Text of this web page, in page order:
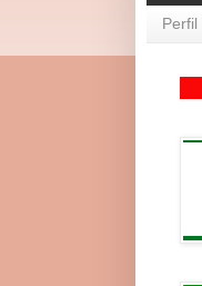
Perfil